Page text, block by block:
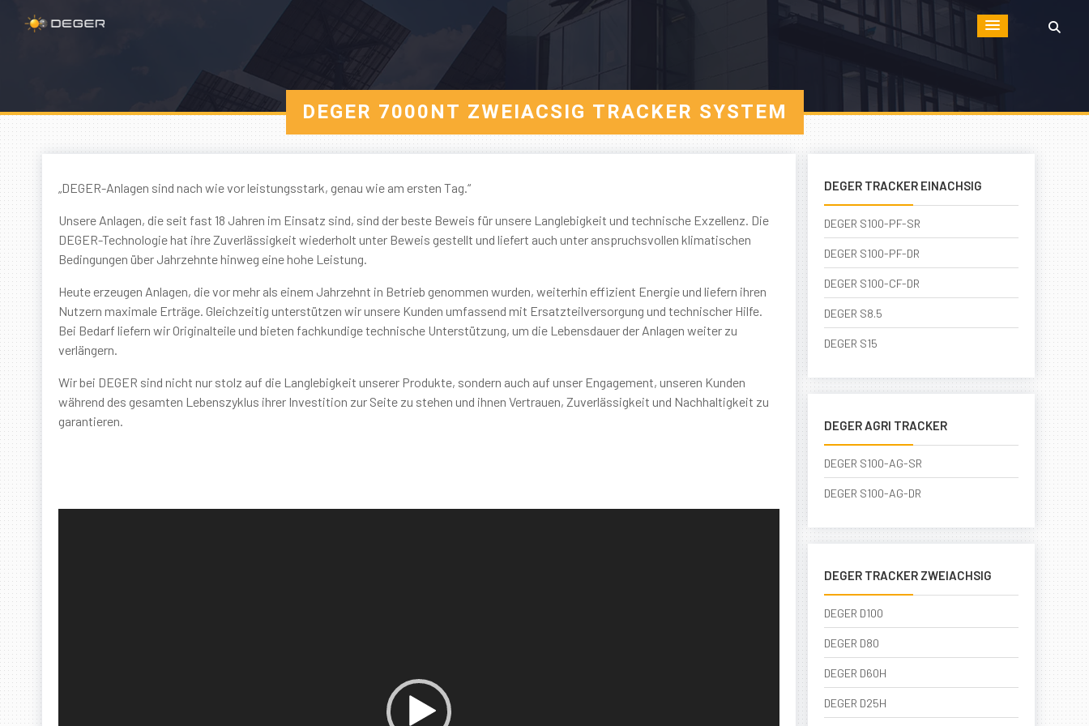
DEGER 7000NT ZWEIACSIG TRACKER SYSTEM
„DEGER-Anlagen sind nach wie vor leistungsstark, genau wie am ersten Tag.“
Unsere Anlagen, die seit fast 18 Jahren im Einsatz sind, sind der beste Beweis für unsere Langlebigkeit und technische Exzellenz. Die
DEGER-Technologie hat ihre Zuverlässigkeit wiederholt unter Beweis gestellt und liefert auch unter anspruchsvollen klimatischen
Bedingungen über Jahrzehnte hinweg eine hohe Leistung.
Heute erzeugen Anlagen, die vor mehr als einem Jahrzehnt in Betrieb genommen wurden, weiterhin effizient Energie und liefern ihren
Nutzern maximale Erträge. Gleichzeitig unterstützen wir unsere Kunden umfassend mit Ersatzteilversorgung und technischer Hilfe.
Bei Bedarf liefern wir Originalteile und bieten fachkundige technische Unterstützung, um die Lebensdauer der Anlagen weiter zu
verlängern.
Wir bei DEGER sind nicht nur stolz auf die Langlebigkeit unserer Produkte, sondern auch auf unser Engagement, unseren Kunden
während des gesamten Lebenszyklus ihrer Investition zur Seite zu stehen und ihnen Vertrauen, Zuverlässigkeit und Nachhaltigkeit zu
garantieren.
DEGER TRACKER EINACHSIG
DEGER S100-PF-SR
DEGER S100-PF-DR
DEGER S100-CF-DR
DEGER S8.5
DEGER S15
DEGER AGRI TRACKER
DEGER S100-AG-SR
DEGER S100-AG-DR
DEGER TRACKER ZWEIACHSIG
DEGER D100
DEGER D80
DEGER D60H
DEGER D25H